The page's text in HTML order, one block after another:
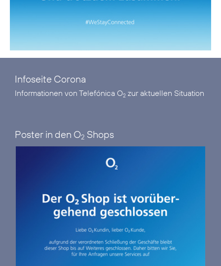
Infoseite Corona
Informationen von Telefónica O2 zur aktuellen Situation
Poster in den O2 Shops